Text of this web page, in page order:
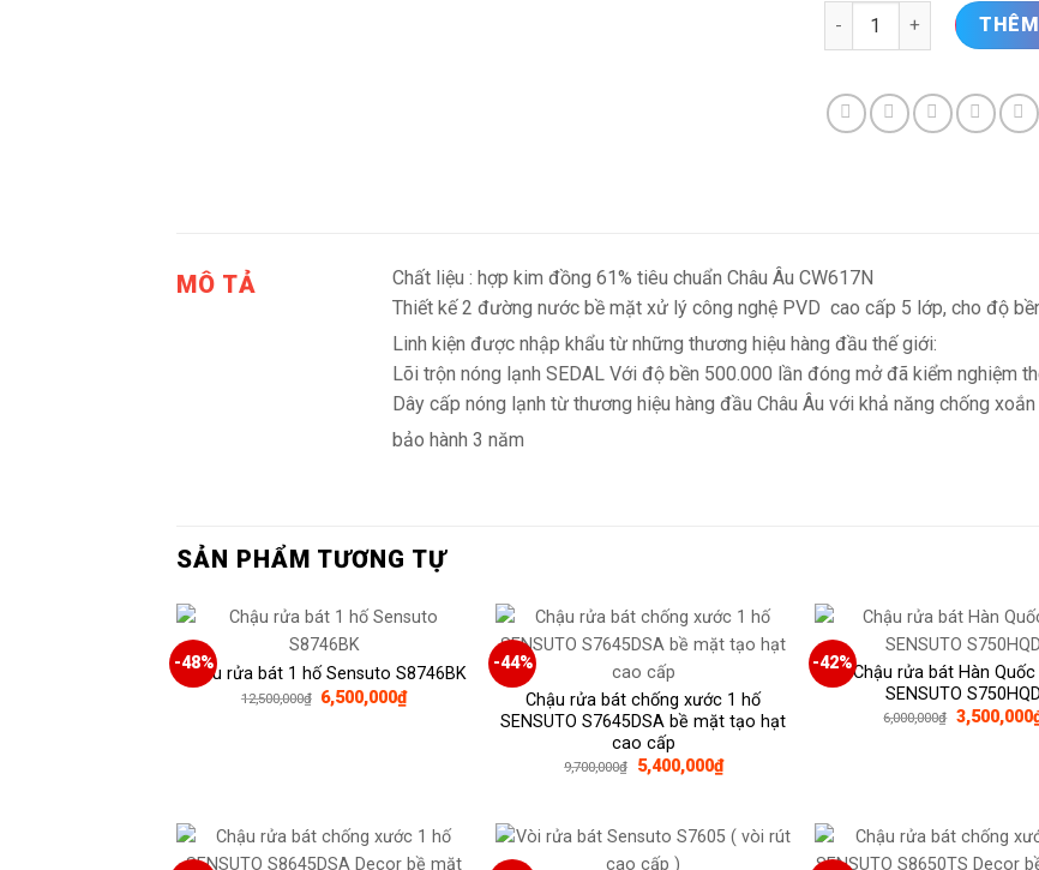
Vòi rửa bát Sensuto
MÔ TẢ
Chất liệu : hợp kim đồng 61% tiêu chuẩn Châu Âu CW617N
Thiết kế 2 đường nước bề mặt xử lý công nghệ PVD cao cấp 5 lớp, cho độ
Linh kiện được nhập khẩu từ những thương hiệu hàng đầu thế giới:
Lõi trộn nóng lạnh SEDAL Với độ bền 500.000 lần đóng mở đã kiểm nghiệm
Dây cấp nóng lạnh từ thương hiệu hàng đầu Châu Âu với khả năng chống
bảo hành 3 năm
SẢN PHẨM TƯƠNG TỰ
-48%
Chậu rửa bát 1 hố Sensuto S8746BK
12,500,000₫ Giá
gốc
6,500,000₫Giá
hiện
-44%
Chậu rửa bát chống xước 1 hố
SENSUTO S7645DSA bề mặt tạo hạt
cao cấp
9,700,000₫
Giá
gốc
5,400,000₫Giá
hiện
5,400,000₫.
-42%Chậu rửa bát Hàn Quốc
SENSUTO S750HQD
6,000,000₫ Giá
gốc
3,500,000